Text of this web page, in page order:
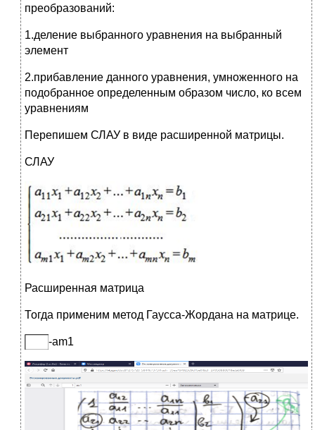
преобразований:
1.деление выбранного уравнения на выбранный
элемент
2.прибавление данного уравнения, умноженного на
подобранное определенным образом число, ко всем
уравнениям
Перепишем СЛАУ в виде расширенной матрицы.
СЛАУ
Расширенная матрица
Тогда применим метод Гаусса-Жордана на матрице.
-am1